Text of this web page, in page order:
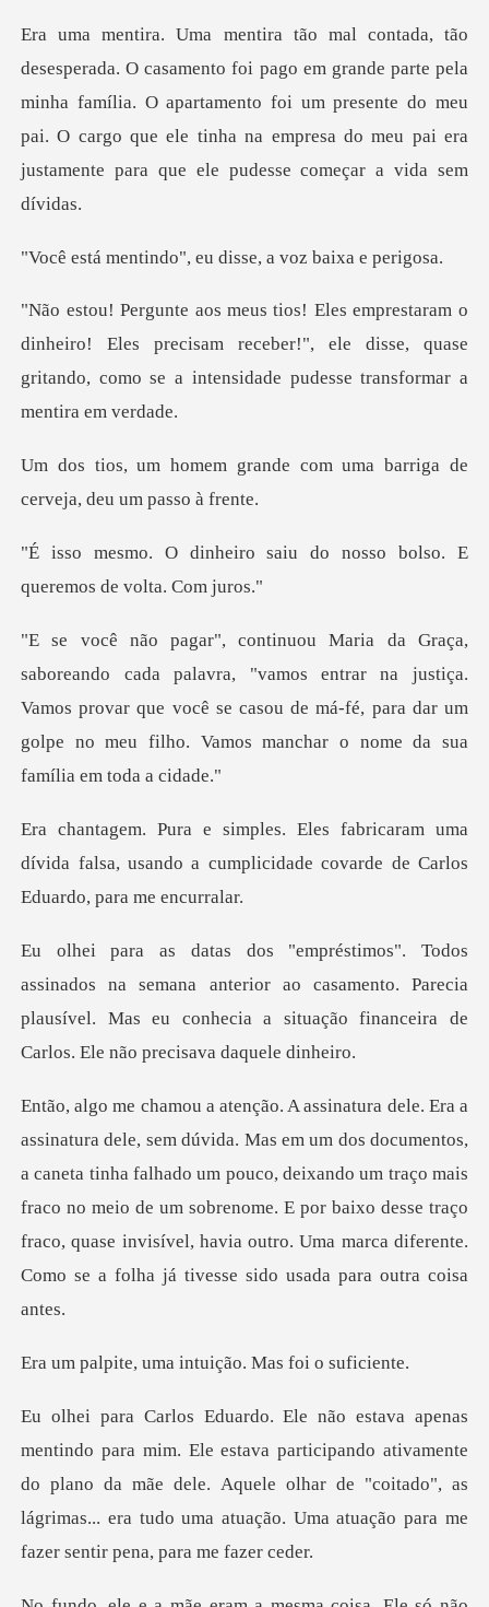
ande parte pela
minha família. O apartamento foi um presente do meu
pai. O cargo que ele
o", eu disse, a vo
iro! Eles precisam receber!", ele disse, quase
gritando, com
de com uma barriga de
cerv
saiu do nosso bolso. E
que
vamos entrar na justiça.
Vamos provar que você se casou de má-fé, para dar
am uma
dívida falsa, usando a cumplicidade c
ana anterior ao casamento. Parecia
plausível. Mas eu conhecia a
caneta tinha falhado um pouco, deixando um traço mais
fraco no meio de um sobrenome. E por baixo desse traço
frac
ma intuição. Mas
articipando ativamente
do plano da mãe dele. Aquele olhar de "coitado", as
lágrimas